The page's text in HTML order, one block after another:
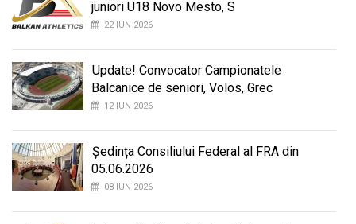
juniori U18 Novo Mesto, S
22 IUN 2026
Update! Convocator Campionatele
Balcanice de seniori, Volos, Grec
12 IUN 2026
Ședința Consiliului Federal al FRA din
05.06.2026
08 IUN 2026